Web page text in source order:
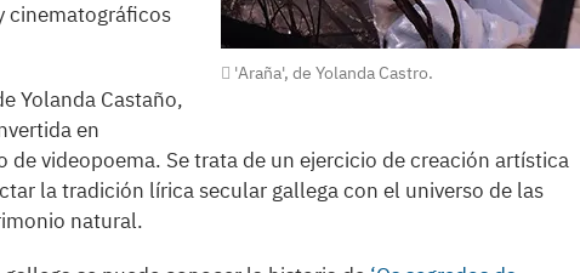
'Araña', de Yolanda Castro.
cinematográficos
Yolanda Castaño,
en
de videopoema. Se trata de un ejercicio de creación artística
la tradición lírica secular gallega con el universo de las
natural.